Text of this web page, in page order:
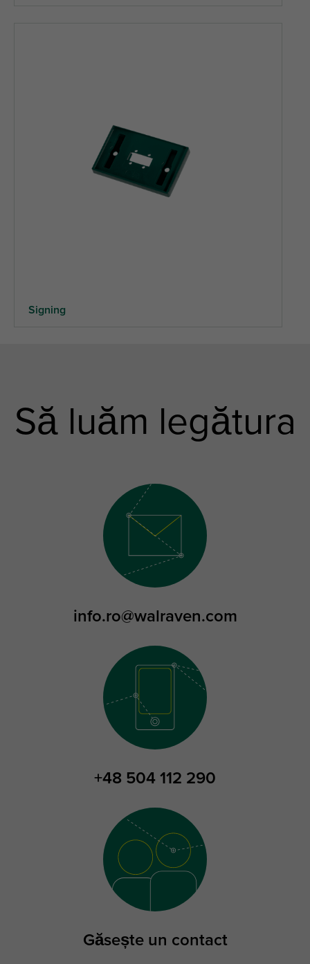
Signing
Să luăm legătura
info.ro@walraven.com
+48 504 112 290
Găsește un contact